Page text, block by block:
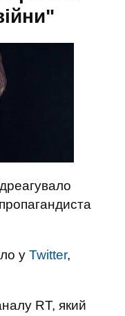
у Twitter,
RT, який